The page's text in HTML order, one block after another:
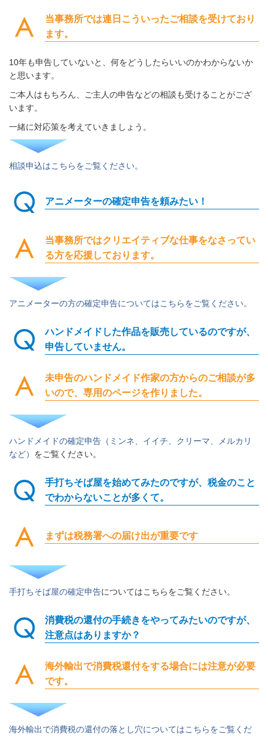
当事務所では連日こういったご相談を受けており
ます。
10年も申告していないと、何をどうしたらいいのかわからないか
と思います。
ご本人はもちろん、ご主人の申告などの相談も受けることがござ
います。
一緒に対応策を考えていきましょう。
相談申込はこちらをご覧ください。
アニメーターの確定申告を頼みたい！
当事務所ではクリエイティブな仕事をなさってい
る方を応援しております。
アニメーターの方の確定申告についてはこちらをご覧ください。
ハンドメイドした作品を販売しているのですが、
申告していません。
未申告のハンドメイド作家の方からのご相談が多
いので、専用のページを作りました。
ハンドメイドの確定申告（ミンネ、イイチ、クリーマ、メルカリ
など） をご覧ください。
手打ちそば屋を始めてみたのですが、税金のこと
でわからないことが多くて。
まずは税務署への届け出が重要です
手打ちそば屋の確定申告についてはこちらをご覧ください。
消費税の還付の手続きをやってみたいのですが、
注意点はありますか？
海外輸出で消費税還付をする場合には注意が必要
です。
海外輸出で消費税の還付の落とし穴についてはこちらをご覧くだ